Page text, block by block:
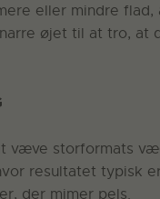
eller mindre
øjet til at tro, at
væve storformats
resultatet typisk
der mimer pels.